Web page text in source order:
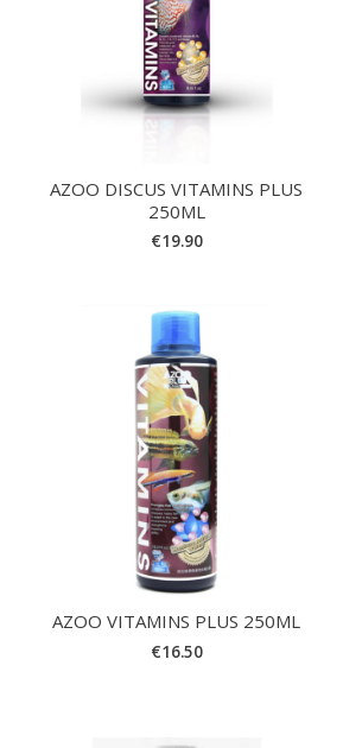
AZOO DISCUS VITAMINS PLUS
250ML
€19.90
AZOO VITAMINS PLUS 250ML
€16.50